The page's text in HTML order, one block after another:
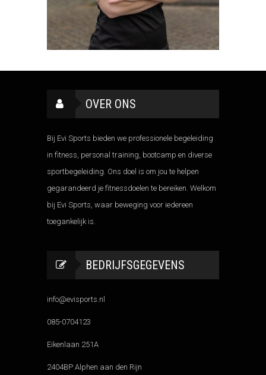
OVER ONS
Bij Evi Sports bieden we professionele begeleiding
in fitness, personal training, bootcamp en diverse
sportbegeleiding. Ons doel is om jou te helpen
gegarandeerd je fitnessdoelen te bereiken. Welkom
bij Evi Sports, waar beweging voor iedereen
toegankelijk is.
BEDRIJFSGEGEVENS
info@evisports.nl
085-0704123
Eikenlaan 251A
2404BP Alphen aan den Rijn